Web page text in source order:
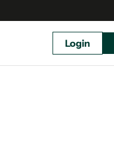
Login